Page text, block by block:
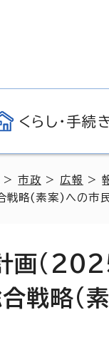
くらし・手続
>市政 > 広報 >
合戦略(素案)への市
画
合戦略(